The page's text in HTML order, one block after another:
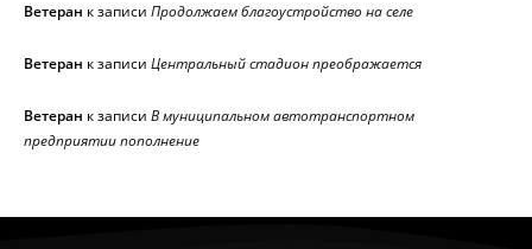
Ветеран к записи Продолжаем благоустройство на селе
Ветеран к записи Центральный стадион преображается
Ветеран к записи В муниципальном автотранспортном
предприятии пополнение